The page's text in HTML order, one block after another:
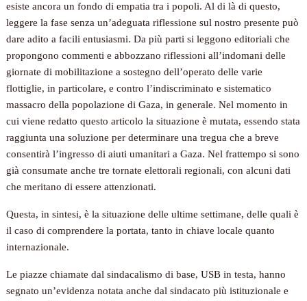
esiste ancora un fondo di empatia tra i popoli. Al di là di questo,
leggere la fase senza un’adeguata riflessione sul nostro presente può
dare adito a facili entusiasmi. Da più parti si leggono editoriali che
propongono commenti e abbozzano riflessioni all’indomani delle
giornate di mobilitazione a sostegno dell’operato delle varie
flottiglie, in particolare, e contro l’indiscriminato e sistematico
massacro della popolazione di Gaza, in generale. Nel momento in
cui viene redatto questo articolo la situazione è mutata, essendo stata
raggiunta una soluzione per determinare una tregua che a breve
consentirà l’ingresso di aiuti umanitari a Gaza. Nel frattempo si sono
già consumate anche tre tornate elettorali regionali, con alcuni dati
che meritano di essere attenzionati.
Questa, in sintesi, è la situazione delle ultime settimane, delle quali è
il caso di comprendere la portata, tanto in chiave locale quanto
internazionale.
Le piazze chiamate dal sindacalismo di base, USB in testa, hanno
segnato un’evidenza notata anche dal sindacato più istituzionale e